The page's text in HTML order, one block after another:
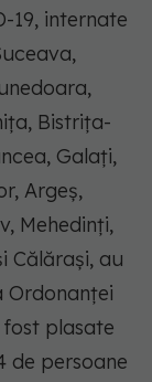
19, internate
Bistrița-
Galați,
Argeș,
Mehedinți,
Călărași, au
Ordonanței
fost plasate
de persoane